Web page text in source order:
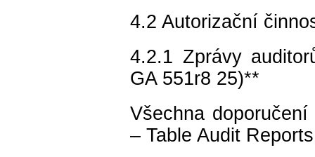
4.2 Autorizační
4.2.1 Zprávy
GA 551r8 25)**
Všechna
– Table Audit